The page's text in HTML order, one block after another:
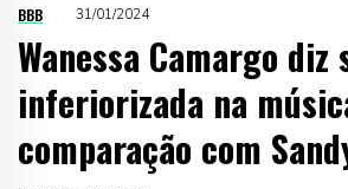
BBB 31/01/2024
Wanessa Camargo
inferiorizada na
comparação com